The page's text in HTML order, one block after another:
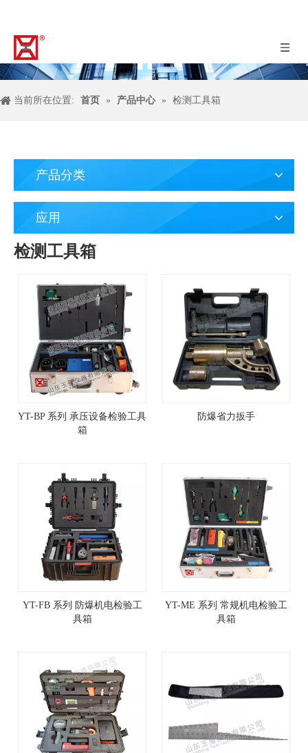
当前所在位置: 首页 » 产品中心 » 检测工具箱
产品分类
应用
检测工具箱
YT-BP 系列 承压设备检验工具
箱
防爆省力扳手
YT-FB 系列 防爆机电检验工
具箱
YT-ME 系列 常规机电检验工
具箱